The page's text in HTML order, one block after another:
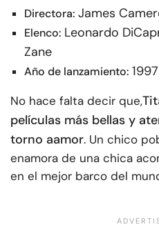
Directora: James
Elenco: Leonardo
Zane
Año de lanzamiento: 1997
No hace falta decir que,
películas más bellas y
torno aamor. Un chico
enamora de una chica
en el mejor barco del